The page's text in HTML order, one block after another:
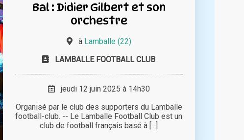
Bal : Didier Gilbert et son
orchestre
à Lamballe (22)
LAMBALLE FOOTBALL CLUB
jeudi 12 juin 2025 à 14h30
Organisé par le club des supporters du Lamballe
football-club. -- Le Lamballe Football Club est un
club de football français basé à [...]